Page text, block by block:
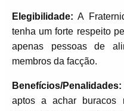
Elegibilidade: A
tenha um forte respeito
apenas pessoas de
membros da facção.
Benefícios/Penalidades:
aptos a achar buracos